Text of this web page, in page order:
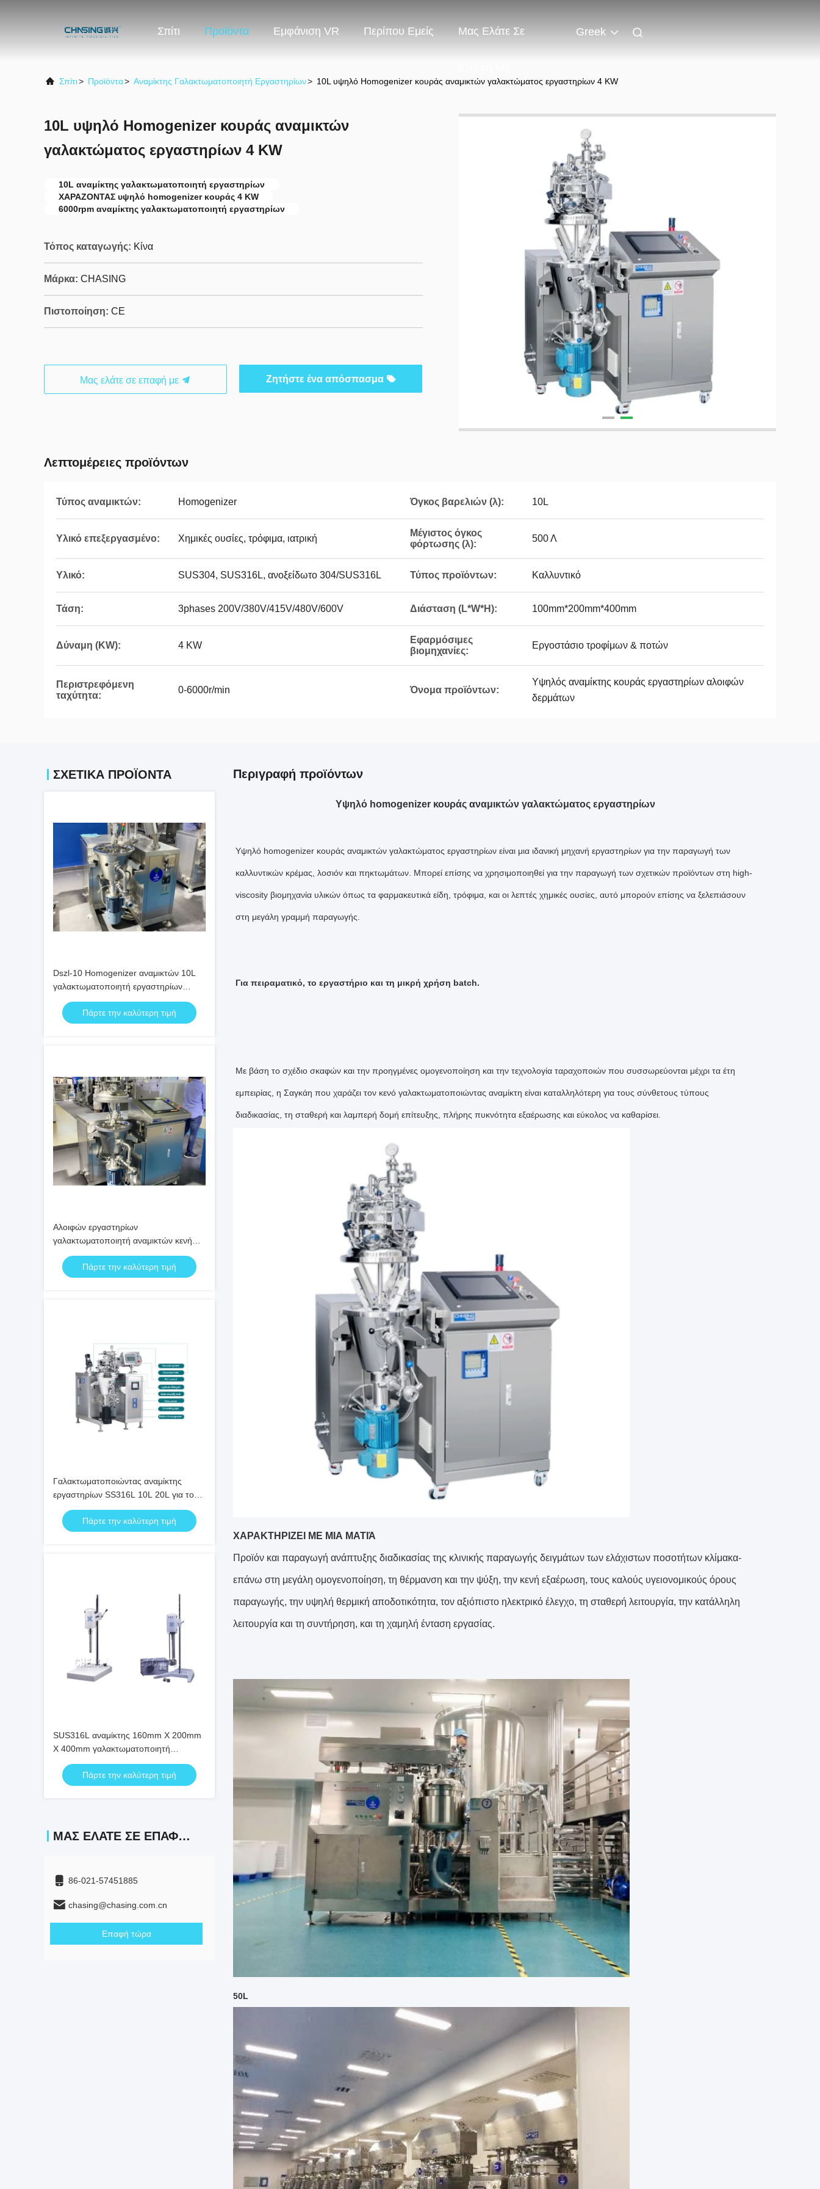
Σπίτι Προϊόντα Εμφάνιση VR Περίπου Εμείς Μας Ελάτε Σε Greek
Σπίτι> Προϊόντα> Αναμίκτης Γαλακτωματοποιητή Εργαστηρίων> 10L υψηλό Homogenizer κουράς αναμικτών γαλακτώματος εργαστηρίων 4 KW
10L υψηλό Homogenizer κουράς αναμικτών
γαλακτώματος εργαστηρίων 4 KW
10L αναμίκτης γαλακτωματοποιητή εργαστηρίων
ΧΑΡΑΖΟΝΤΑΣ υψηλό homogenizer κουράς 4 KW
6000rpm αναμίκτης γαλακτωματοποιητή εργαστηρίων
Τόπος καταγωγής: Κίνα
Μάρκα: CHASING
Πιστοποίηση: CE
Μας ελάτε σε επαφή με Ζητήστε ένα απόσπασμα
Λεπτομέρειες προϊόντων
Τύπος αναμικτών: Homogenizer Όγκος βαρελιών (λ): 10L
Υλικό επεξεργασμένο: Χημικές ουσίες, τρόφιμα, ιατρική
Μέγιστος όγκος
φόρτωσης (λ):
500 Λ
Υλικό: SUS304, SUS316L, ανοξείδωτο 304/SUS316L Τύπος προϊόντων: Καλλυντικό
Τάση: 3phases 200V/380V/415V/480V/600V Διάσταση (L*W*H): 100mm*200mm*400mm
Δύναμη (KW): 4 KW
Εφαρμόσιμες
βιομηχανίες:
Εργοστάσιο τροφίμων & ποτών
Περιστρεφόμενη
ταχύτητα:
0-6000r/min Όνομα προϊόντων:
Υψηλός αναμίκτης κουράς εργαστηρίων αλοιφών
δερμάτων
ΣΧΕΤΙΚΆ ΠΡΟΪΌΝΤΑ
Dszl-10 Homogenizer αναμικτών 10L
γαλακτωματοποιητή εργαστηρίων
καλλυντικός κενός αναμίκτης κρέμας
Πάρτε την καλύτερη τιμή
Αλοιφών εργαστηρίων
γαλακτωματοποιητή αναμικτών κενή
υγρή παραγωγή λοσιόν κουράς
ταραχοποιών υψηλή
Πάρτε την καλύτερη τιμή
Γαλακτωματοποιώντας αναμίκτης
εργαστηρίων SS316L 10L 20L για το
καλλυντικό
Πάρτε την καλύτερη τιμή
SUS316L αναμίκτης 160mm X 200mm
X 400mm γαλακτωματοποιητή
εργαστηρίων 1,5 Λ
Πάρτε την καλύτερη τιμή
ΜΑΣ ΕΛΆΤΕ ΣΕ ΕΠΑΦΉ ΜΕ
86-021-57451885
chasing@chasing.com.cn
Επαφή τώρα
Περιγραφή προϊόντων
Υψηλό homogenizer κουράς αναμικτών γαλακτώματος εργαστηρίων
Υψηλό homogenizer κουράς αναμικτών γαλακτώματος εργαστηρίων είναι μια ιδανική μηχανή εργαστηρίων για την παραγωγή των
καλλυντικών κρέμας, λοσιόν και πηκτωμάτων. Μπορεί επίσης να χρησιμοποιηθεί για την παραγωγή των σχετικών προϊόντων στη high-
viscosity βιομηχανία υλικών όπως τα φαρμακευτικά είδη, τρόφιμα, και οι λεπτές χημικές ουσίες, αυτό μπορούν επίσης να ξελεπιάσουν
στη μεγάλη γραμμή παραγωγής.
Για πειραματικό, το εργαστήριο και τη μικρή χρήση batch.
Με βάση το σχέδιο σκαφών και την προηγμένες ομογενοποίηση και την τεχνολογία ταραχοποιών που συσσωρεύονται μέχρι τα έτη
εμπειρίας, η Σαγκάη που χαράζει τον κενό γαλακτωματοποιώντας αναμίκτη είναι καταλληλότερη για τους σύνθετους τύπους
διαδικασίας, τη σταθερή και λαμπερή δομή επίτευξης, πλήρης πυκνότητα εξαέρωσης και εύκολος να καθαρίσει.
ΧΑΡΑΚΤΗΡΙΖΕΙ ΜΕ ΜΙΑ ΜΑΤΙΆ
Προϊόν και παραγωγή ανάπτυξης διαδικασίας της κλινικής παραγωγής δειγμάτων των ελάχιστων ποσοτήτων κλίμακα-
επάνω στη μεγάλη ομογενοποίηση, τη θέρμανση και την ψύξη, την κενή εξαέρωση, τους καλούς υγειονομικούς όρους
παραγωγής, την υψηλή θερμική αποδοτικότητα, τον αξιόπιστο ηλεκτρικό έλεγχο, τη σταθερή λειτουργία, την κατάλληλη
λειτουργία και τη συντήρηση, και τη χαμηλή ένταση εργασίας.
50L